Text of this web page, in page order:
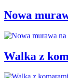
Nowa
Walka z